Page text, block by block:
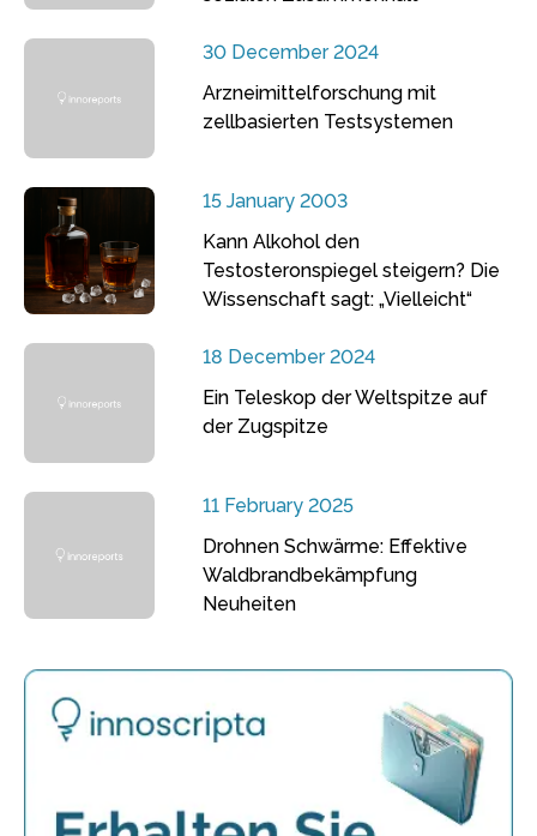
30 December 2024
Arzneimittelforschung mit
zellbasierten Testsystemen
15 January 2003
Kann Alkohol den
Testosteronspiegel steigern? Die
Wissenschaft sagt: „Vielleicht“
18 December 2024
Ein Teleskop der Weltspitze auf
der Zugspitze
11 February 2025
Drohnen Schwärme: Effektive
Waldbrandbekämpfung
Neuheiten